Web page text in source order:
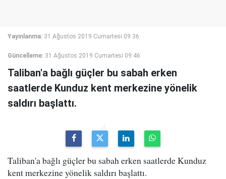
Yayınlanma: 31 Ağustos 2019 Cumartesi 09:36
Güncelleme: 31 Ağustos 2019 Cumartesi 09:46
Taliban'a bağlı güçler bu sabah erken
saatlerde Kunduz kent merkezine yönelik
saldırı başlattı.
Taliban'a bağlı güçler bu sabah erken saatlerde Kunduz
kent merkezine yönelik saldırı başlattı.